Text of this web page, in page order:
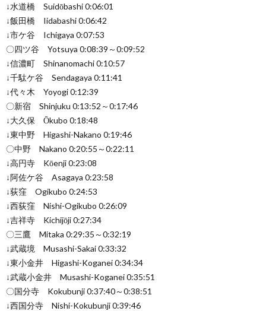
↓水道橋 Suidōbashi 0:06:01
↓飯田橋 Iidabashi 0:06:42
↓市ケ谷 Ichigaya 0:07:53
〇四ツ谷 Yotsuya 0:08:39～0:09:52
↓信濃町 Shinanomachi 0:10:57
↓千駄ケ谷 Sendagaya 0:11:41
↓代々木 Yoyogi 0:12:39
〇新宿 Shinjuku 0:13:52～0:17:46
↓大久保 Ōkubo 0:18:48
↓東中野 Higashi-Nakano 0:19:46
〇中野 Nakano 0:20:55～0:22:11
↓高円寺 Kōenji 0:23:08
↓阿佐ケ谷 Asagaya 0:23:58
↓荻窪 Ogikubo 0:24:53
↓西荻窪 Nishi-Ogikubo 0:26:09
↓吉祥寺 Kichijōji 0:27:34
〇三鷹 Mitaka 0:29:35～0:32:19
↓武蔵境 Musashi-Sakai 0:33:32
↓東小金井 Higashi-Koganei 0:34:34
↓武蔵小金井 Musashi-Koganei 0:35:51
〇国分寺 Kokubunji 0:37:40～0:38:51
↓西国分寺 Nishi-Kokubunji 0:39:46